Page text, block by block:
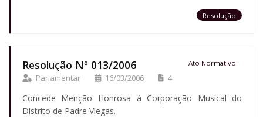
Resolução
Resolução Nº 013/2006 Ato Normativo
Parlamentar 16/03/2006 4
Concede Menção Honrosa à Corporação Musical do
Distrito de Padre Viegas.